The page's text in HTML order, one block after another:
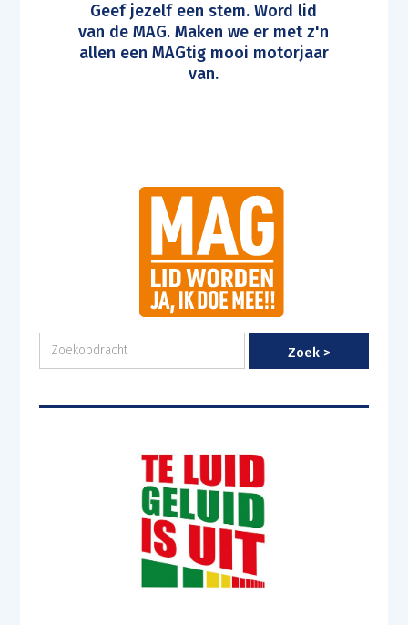
Geef jezelf een stem. Word lid
van de MAG. Maken we er met z'n
allen een MAGtig mooi motorjaar
van.